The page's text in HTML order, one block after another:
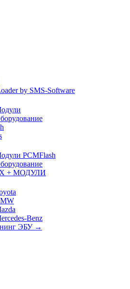
by SMS-Software
PCMFlash
+ МОДУЛИ
Benz
ЭБУ →